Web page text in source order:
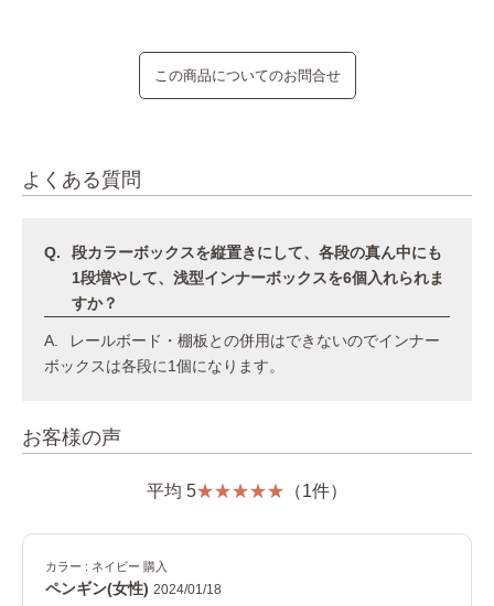
この商品についてのお問合せ
よくある質問
段カラーボックスを縦置きにして、各段の真ん中にも
1段増やして、浅型インナーボックスを6個入れられま
すか？
レールボード・棚板との併用はできないのでインナー
ボックスは各段に1個になります。
お客様の声
平均 5 （1件）
カラー : ネイビー 購入
ペンギン(女性) 2024/01/18